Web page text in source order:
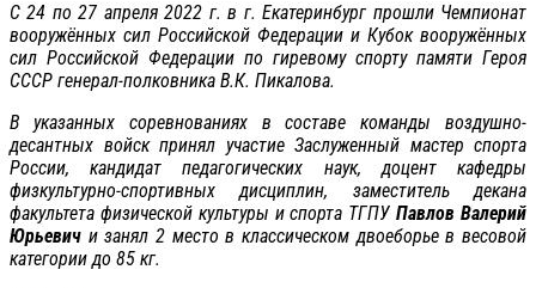
С 24 по 27 апреля 2022 г. в г. Екатеринбург прошли Чемпионат
вооружённых сил Российской Федерации и Кубок вооружённых
сил Российской Федерации по гиревому спорту памяти Героя
СССР генерал-полковника В.К. Пикалова.
В указанных соревнованиях в составе команды воздушно-
десантных войск принял участие Заслуженный мастер спорта
России, кандидат педагогических наук, доцент кафедры
физкультурно-спортивных дисциплин, заместитель декана
факультета физической культуры и спорта ТГПУПавлов Валерий
Юрьевич и занял 2 место в классическом двоеборье в весовой
категории до 85 кг.